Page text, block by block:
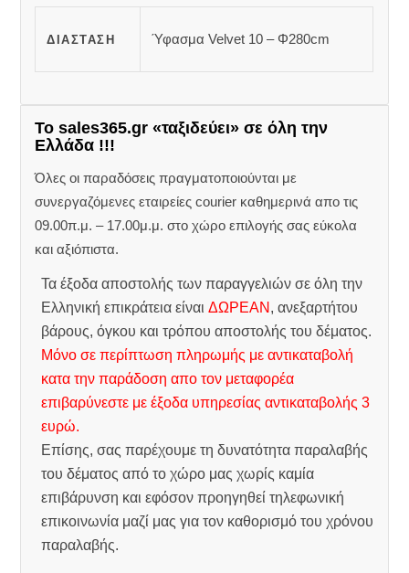
ΔΙΆΣΤΑΣΗ Ύφασμα Velvet 10 – Φ280cm
Το sales365.gr «ταξιδεύει» σε όλη την
Ελλάδα !!!
Όλες οι παραδόσεις πραγματοποιούνται με
συνεργαζόμενες εταιρείες courier καθημερινά απο τις
09.00π.μ. – 17.00μ.μ. στο χώρο επιλογής σας εύκολα
και αξιόπιστα.
Τα έξοδα αποστολής των παραγγελιών σε όλη την
Ελληνική επικράτεια είναιΔΩΡΕΑΝ , ανεξαρτήτου
βάρους, όγκου και τρόπου αποστολής του δέματος.
Μόνο σε περίπτωση πληρωμής με αντικαταβολή
κατα την παράδοση απο τον μεταφορέα
επιβαρύνεστε με έξοδα υπηρεσίας αντικαταβολής 3
ευρώ.
Επίσης, σας παρέχουμε τη δυνατότητα παραλαβής
του δέματος από το χώρο μας χωρίς καμία
επιβάρυνση και εφόσον προηγηθεί τηλεφωνική
επικοινωνία μαζί μας για τον καθορισμό του χρόνου
παραλαβής.